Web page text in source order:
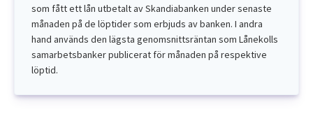
som fått ett lån utbetalt av Skandiabanken under senaste
månaden på de löptider som erbjuds av banken. I andra
hand används den lägsta genomsnittsräntan som Lånekolls
samarbetsbanker publicerat för månaden på respektive
löptid.